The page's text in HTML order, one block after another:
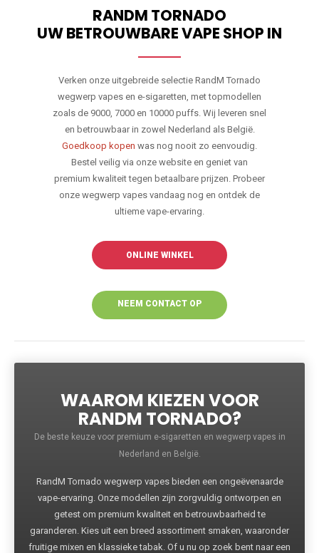
RANDM TORNADO
UW BETROUWBARE VAPE SHOP IN
Verken onze uitgebreide selectie RandM Tornado
wegwerp vapes en e-sigaretten, met topmodellen
zoals de 9000, 7000 en 10000 puffs. Wij leveren snel
en betrouwbaar in zowel Nederland als België.
Goedkoop kopen was nog nooit zo eenvoudig.
Bestel veilig via onze website en geniet van
premium kwaliteit tegen betaalbare prijzen. Probeer
onze wegwerp vapes vandaag nog en ontdek de
ultieme vape-ervaring.
ONLINE WINKEL
NEEM CONTACT OP
WAAROM KIEZEN VOOR
RANDM TORNADO?
De beste keuze voor premium e-sigaretten en wegwerp vapes in
Nederland en België.
RandM Tornado wegwerp vapes bieden een ongeëvenaarde
vape-ervaring. Onze modellen zijn zorgvuldig ontworpen en
getest om premium kwaliteit en betrouwbaarheid te
garanderen. Kies uit een breed assortiment smaken, waaronder
fruitige mixen en klassieke tabak. Of u nu op zoek bent naar een